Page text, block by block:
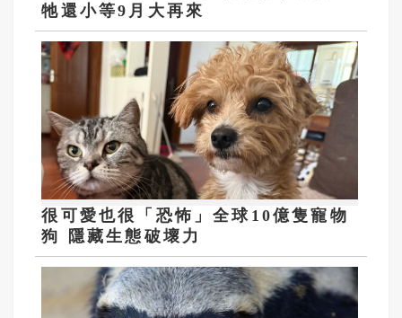
牠還小等9月大再來
很可愛也很「恐怖」全球10億隻寵物
狗 隱藏生態破壞力